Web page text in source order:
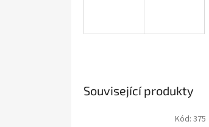
Související produkty
Kód: 375